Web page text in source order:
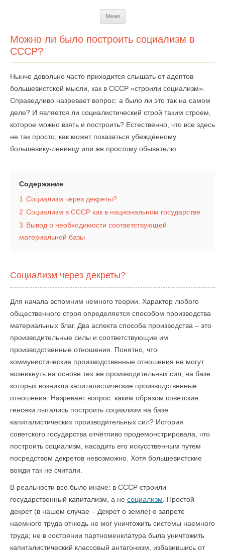
Меню
Можно ли было построить социализм в
СССР?
Нынче довольно часто приходится слышать от адептов
большевистской мысли, как в СССР «строили социализм».
Справедливо назревает вопрос: а было ли это так на самом
деле? И является ли социалистический строй таким строем,
которое можно взять и построить? Естественно, что все здесь
не так просто, как может показаться убеждённому
большевику-ленинцу или же простому обывателю.
Содержание
1 Социализм через декреты?
2 Социализм в СССР как в национальном государстве
3 Вывод о необходимости соответствующей
материальной базы
Социализм через декреты?
Для начала вспомним немного теории. Характер любого
общественного строя определяется способом производства
материальных благ. Два аспекта способа производства – это
производительные силы и соответствующие им
производственные отношения. Понятно, что
коммунистические производственные отношения не могут
возникнуть на основе тех же производительных сил, на базе
которых возникли капиталистические производственные
отношения. Назревает вопрос: каким образом советские
генсеки пытались построить социализм на базе
капиталистических производительных сил? История
советского государства отчётливо продемонстрировала, что
построить социализм, насадить его искусственным путем
посредством декретов невозможно. Хотя большевистские
вожди так не считали.
В реальности все было иначе: в СССР строили
государственный капитализм, а не социализм . Простой
декрет (в нашем случае – Декрет о земле) о запрете
наемного труда отнюдь не мог уничтожить системы наемного
труда; не в состоянии партноменклатура была уничтожить
капиталистический классовый антагонизм, избавившись от